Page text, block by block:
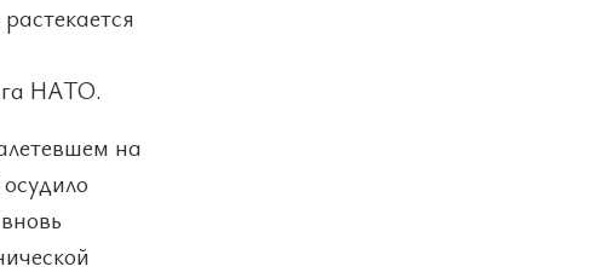
НАТО.
на